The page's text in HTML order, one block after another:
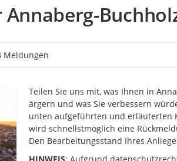
Meldungen
Teilen Sie uns mit, was Ihnen in
ärgern und was Sie verbessern
unten aufgeführten und erläuterten
wird schnellstmöglich eine
Den Bearbeitungsstand Ihres